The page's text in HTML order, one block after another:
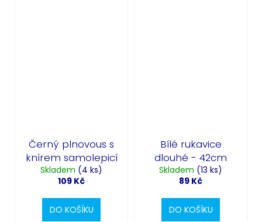
Černý plnovous s
knírem samolepicí
Skladem (4 ks)
109 Kč
DO KOŠÍKU
Bílé rukavice
dlouhé - 42cm
Skladem (13 ks)
89 Kč
DO KOŠÍKU